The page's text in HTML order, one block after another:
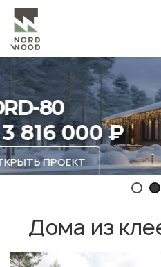
NORD-90
от 5 165 000 ₽
ОТКРЫТЬ ПРОЕКТ
Дома из